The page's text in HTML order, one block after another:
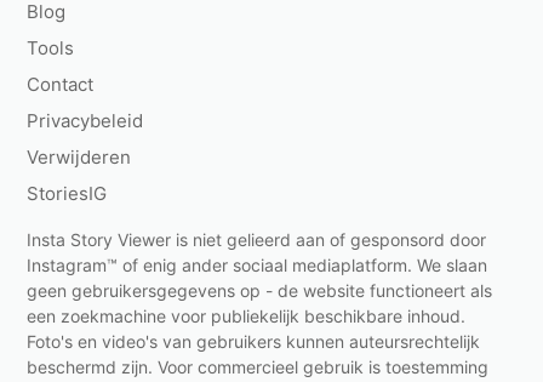
Blog
Tools
Contact
Privacybeleid
Verwijderen
StoriesIG
Insta Story Viewer is niet gelieerd aan of gesponsord door
Instagram™ of enig ander sociaal mediaplatform. We slaan
geen gebruikersgegevens op - de website functioneert als
een zoekmachine voor publiekelijk beschikbare inhoud.
Foto's en video's van gebruikers kunnen auteursrechtelijk
beschermd zijn. Voor commercieel gebruik is toestemming